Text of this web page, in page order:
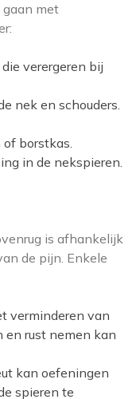
gaan met
verergeren bij
nek en schouders.
borstkas.
in de nekspieren.
is afhankelijk
de pijn. Enkele
verminderen van
rust nemen kan
kan oefeningen
spieren te